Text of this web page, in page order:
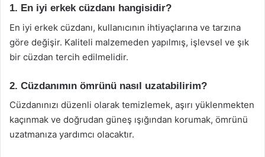
1. En iyi erkek cüzdanı hangisidir?
En iyi erkek cüzdanı, kullanıcının ihtiyaçlarına ve tarzına
göre değişir. Kaliteli malzemeden yapılmış, işlevsel ve şık
bir cüzdan tercih edilmelidir.
2. Cüzdanımın ömrünü nasıl uzatabilirim?
Cüzdanınızı düzenli olarak temizlemek, aşırı yüklenmekten
kaçınmak ve doğrudan güneş ışığından korumak, ömrünü
uzatmanıza yardımcı olacaktır.